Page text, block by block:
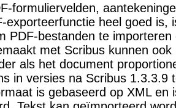
formuliervelden,
exporteerfunctie heel goed is,
PDF-bestanden te
met Scribus kunnen
als het document
in versies na Scribus 1.3.3.9
is gebaseerd op XML en